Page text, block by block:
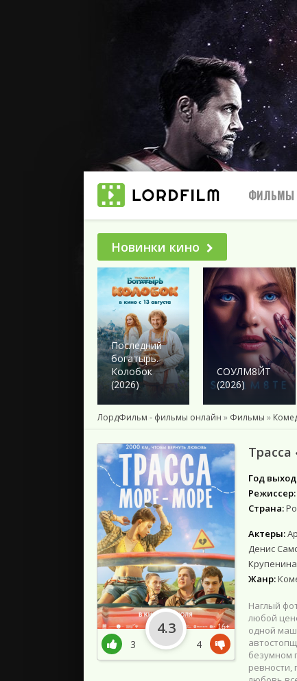
ФИЛЬМЫ
2025
2024
2023
2022
2021
2020
2018
Новинки кино
Последний
богатырь.
Колобок
(2026)
СОУЛМ8ЙТ
(2026)
ЛордФильм - фильмы онлайн » Фильмы »
Год
Режиссер:
Страна:
Актеры:
Денис
Крупенина
Жанр:
Наглый
любой
одной
безумном
ревности,
3
4.3
4